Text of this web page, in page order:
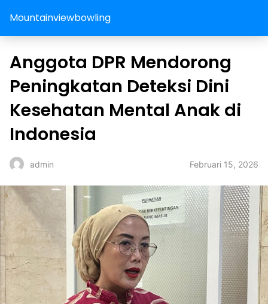
Mountainviewbowling
Anggota DPR Mendorong
Peningkatan Deteksi Dini
Kesehatan Mental Anak di
Indonesia
admin Februari 15, 2026